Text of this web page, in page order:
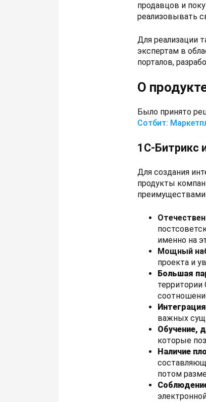
продавцов и
реализовывать
Для реализации
экспертам в
порталов,
О
Было принято
Сотбит:
1С-Битрикс
Для создания
продукты
именно на
Мощный
проекта и
Большая
территории
важных
Обучение,
которые
Наличие
потом